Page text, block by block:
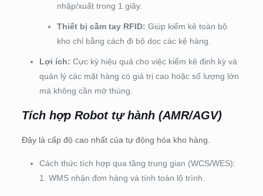
nhập/xuất trong 1 giây.
Thiết bị cầm tay RFID: Giúp kiểm kê toàn bộ
kho chỉ bằng cách đi bộ dọc các kệ hàng.
Lợi ích: Cực kỳ hiệu quả cho việc kiểm kê định kỳ và
quản lý các mặt hàng có giá trị cao hoặc số lượng lớn
mà không cần mở thùng.
Tích hợp Robot tự hành (AMR/AGV)
Đây là cấp độ cao nhất của tự động hóa kho hàng.
Cách thức tích hợp qua tầng trung gian (WCS/WES):
1. WMS nhận đơn hàng và tính toán lộ trình.